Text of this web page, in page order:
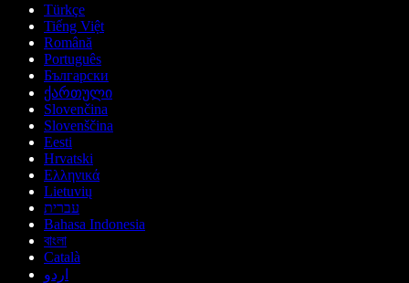
Türkçe
Tiếng Việt
Română
Português
Български
ქართული
Slovenčina
Slovenščina
Eesti
Hrvatski
Ελληνικά
Lietuvių
עברית
Bahasa Indonesia
বাংলা
Català
اردو